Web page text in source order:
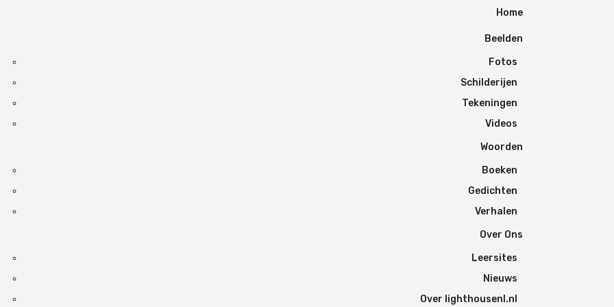
Home
Beelden
Fotos
Schilderijen
Tekeningen
Videos
Woorden
Boeken
Gedichten
Verhalen
Over Ons
Leersites
Nieuws
Over lighthousenl.nl